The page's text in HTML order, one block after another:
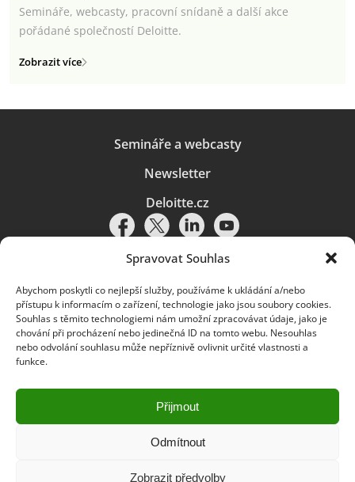
Spravovat Souhlas
Abychom poskytli co nejlepší služby, používáme k ukládání a/nebo
přístupu k informacím o zařízení, technologie jako jsou soubory cookies.
Souhlas s těmito technologiemi nám umožní zpracovávat údaje, jako je
chování při procházení nebo jedinečná ID na tomto webu. Nesouhlas
nebo odvolání souhlasu může nepříznivě ovlivnit určité vlastnosti a
funkce.
Přijmout
Odmítnout
Zobrazit předvolby
Semináře, webcasty, pracovní snídaně a další akce
pořádané společností Deloitte.
Zobrazit více
Semináře a webcasty
Newsletter
Deloitte.cz
Pravidla používání|Ochrana osobních údajů|Soubory cookies |
Deloitte.cz
© 2026. Více informací najdete vPravidlech používání.
Deloitte označuje jednu či více společností globální sítě členských
a přidružené subjekty (souhrnně „organizace Deloitte“). Společnost DTTL
(rovněž označovaná jako „Deloitte Global“) a každá z jejích členských
společností a jejich přidružených subjektů je samostatným a nezávislým
právním subjektem, který není oprávněn zavazovat nebo přijímat závazky
za jinou z těchto členských společností a jejich přidružených subjektů ve
pochybení, nikoli za jednání či pochybení jiných členských společností či